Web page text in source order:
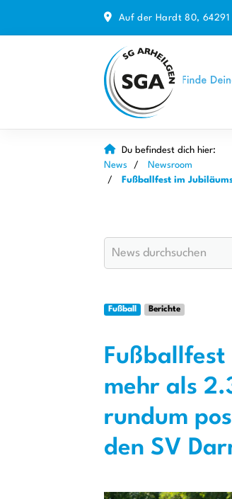
Auf der Hardt 80, 64291
Du befindest dich hier:
News
Newsroom
Fußballfest im
Fußball Berichte
mehr als
rundum
den SV